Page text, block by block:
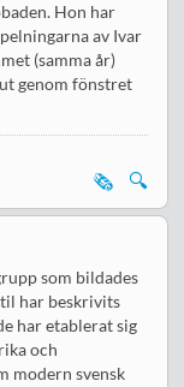
Hon har
av Ivar
(samma år)
genom fönstret
🔍
🗞️
som bildades
har beskrivits
har etablerat sig
och
modern svensk